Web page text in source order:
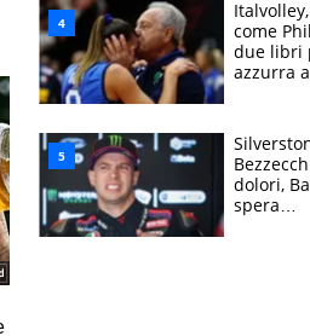
come
due libri
azzurra
dolori,
spera